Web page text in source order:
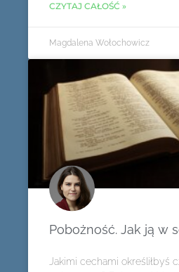
CZYTAJ CAŁOŚĆ »
Magdalena Wołochowicz
Pobożność. Jak ją w
Jakimi cechami określiłbyś